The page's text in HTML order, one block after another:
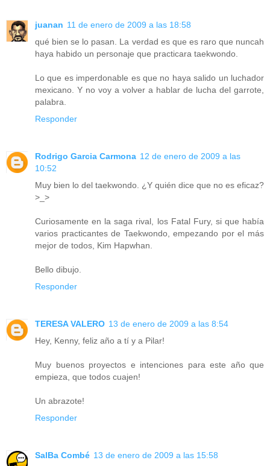
juanan 11 de enero de 2009 a las 18:58
qué bien se lo pasan. La verdad es que es raro que nuncah
haya habido un personaje que practicara taekwondo.
Lo que es imperdonable es que no haya salido un luchador
mexicano. Y no voy a volver a hablar de lucha del garrote,
palabra.
Responder
Rodrigo Garcia Carmona 12 de enero de 2009 a las
10:52
Muy bien lo del taekwondo. ¿Y quién dice que no es eficaz?
>_>
Curiosamente en la saga rival, los Fatal Fury, si que había
varios practicantes de Taekwondo, empezando por el más
mejor de todos, Kim Hapwhan.
Bello dibujo.
Responder
TERESA VALERO 13 de enero de 2009 a las 8:54
Hey, Kenny, feliz año a tí y a Pilar!
Muy buenos proyectos e intenciones para este año que
empieza, que todos cuajen!
Un abrazote!
Responder
SalBa Combé 13 de enero de 2009 a las 15:58